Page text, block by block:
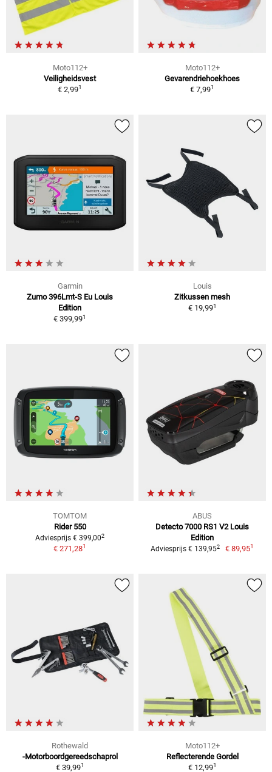
Moto112+
Veiligheidsvest
€ 2,991
Moto112+
Gevarendriehoekhoes
€ 7,991
Garmin
Zumo 396Lmt-S Eu Louis
Edition
€ 399,991
Louis
Zitkussen mesh
€ 19,991
TOMTOM
Rider 550
Adviesprijs € 399,002
€ 271,281
ABUS
Detecto 7000 RS1 V2 Louis
Edition
Adviesprijs € 139,952 € 89,951
Rothewald
-Motorboordgereedschaprol
€ 39,991
Moto112+
Reflecterende Gordel
€ 12,991